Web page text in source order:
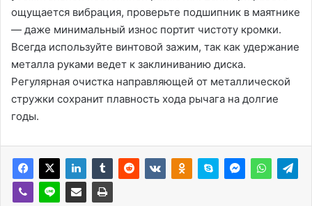
ощущается вибрация, проверьте подшипник в маятнике
— даже минимальный износ портит чистоту кромки.
Всегда используйте винтовой зажим, так как удержание
металла руками ведет к заклиниванию диска.
Регулярная очистка направляющей от металлической
стружки сохранит плавность хода рычага на долгие
годы.